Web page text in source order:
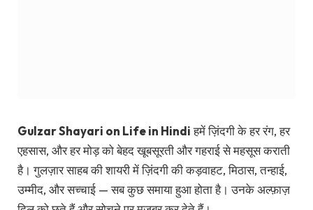
Gulzar Shayari on Life in Hindiहमें ज़िंदगी के हर रंग, हर
एहसास, और हर मोड़ को बेहद खूबसूरती और गहराई से महसूस कराती
है। गुलज़ार साहब की शायरी में ज़िंदगी की कड़वाहट, मिठास, तन्हाई,
उम्मीद, और सच्चाई — सब कुछ समाया हुआ होता है। उनके अल्फ़ाज़